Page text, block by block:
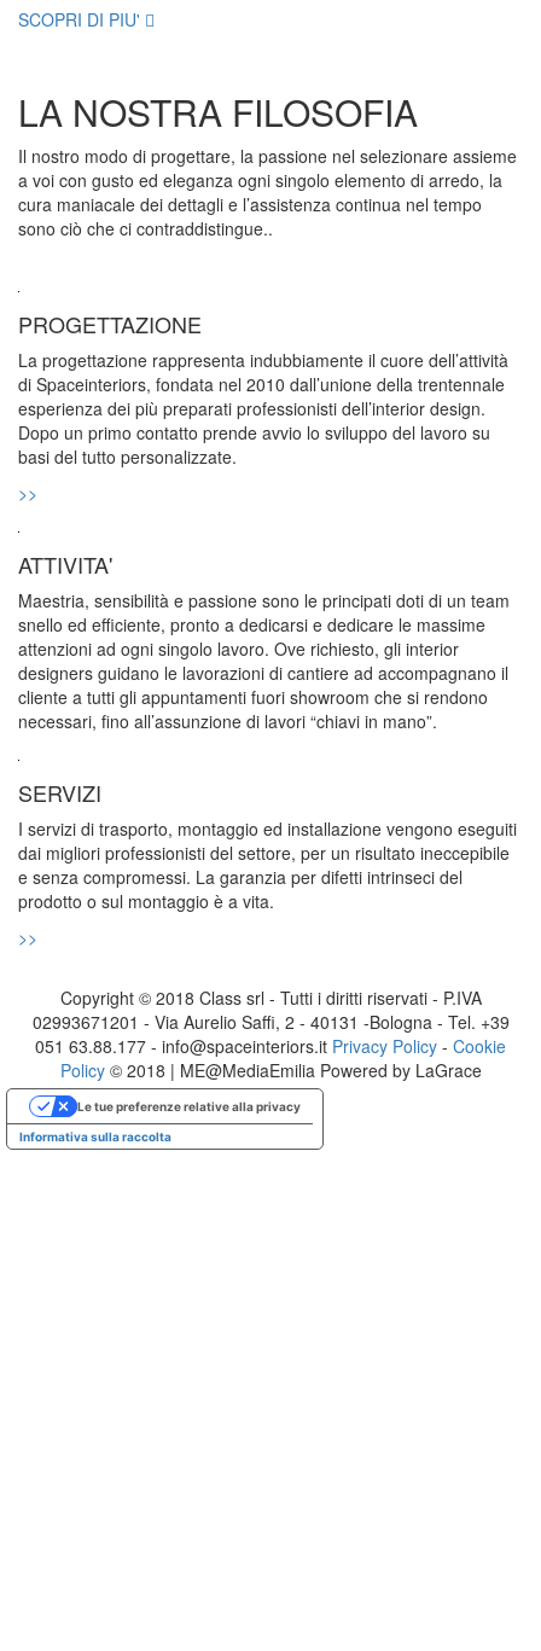
SCOPRI DI PIU'
LA NOSTRA FILOSOFIA
Il nostro modo di progettare, la passione nel selezionare assieme
a voi con gusto ed eleganza ogni singolo elemento di arredo, la
cura maniacale dei dettagli e l’assistenza continua nel tempo
sono ciò che ci contraddistingue..
PROGETTAZIONE
La progettazione rappresenta indubbiamente il cuore dell’attività
di Spaceinteriors, fondata nel 2010 dall’unione della trentennale
esperienza dei più preparati professionisti dell’interior design.
Dopo un primo contatto prende avvio lo sviluppo del lavoro su
basi del tutto personalizzate.
>>
ATTIVITA'
Maestria, sensibilità e passione sono le principati doti di un team
snello ed efficiente, pronto a dedicarsi e dedicare le massime
attenzioni ad ogni singolo lavoro. Ove richiesto, gli interior
designers guidano le lavorazioni di cantiere ad accompagnano il
cliente a tutti gli appuntamenti fuori showroom che si rendono
necessari, fino all’assunzione di lavori “chiavi in mano”.
SERVIZI
I servizi di trasporto, montaggio ed installazione vengono eseguiti
dai migliori professionisti del settore, per un risultato ineccepibile
e senza compromessi. La garanzia per difetti intrinseci del
prodotto o sul montaggio è a vita.
>>
Copyright © 2018 Class srl - Tutti i diritti riservati - P.IVA
02993671201 - Via Aurelio Saffi, 2 - 40131 -Bologna - Tel. +39
051 63.88.177 - info@spaceinteriors.it Privacy Policy - Cookie
Policy© 2018 | ME@MediaEmilia Powered by LaGrace
Informativa sulla raccolta
Le tue preferenze relative alla privacy